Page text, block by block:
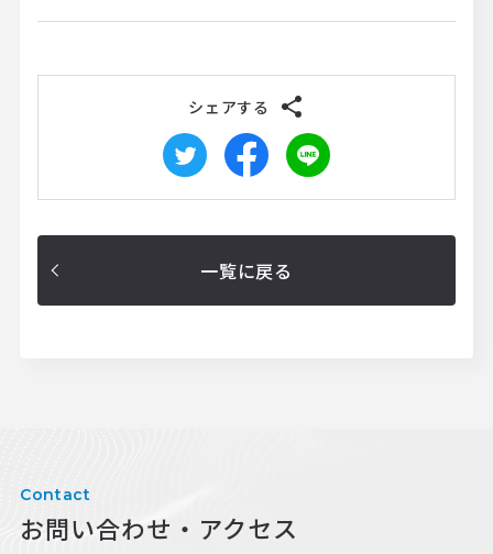
シェアする
一覧に戻る
Contact
お問い合わせ・アクセス